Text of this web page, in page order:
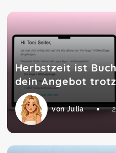
Herbstzeit ist
dein Angebot
von Julia